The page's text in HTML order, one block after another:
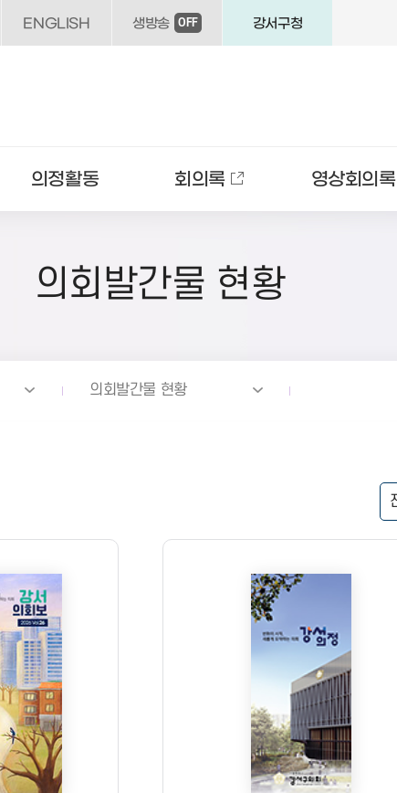
ENGLISH 생방송 OFF 강서구청
의정활동 회의록 영상회의록
의회발간물 현황
의회발간물 현황